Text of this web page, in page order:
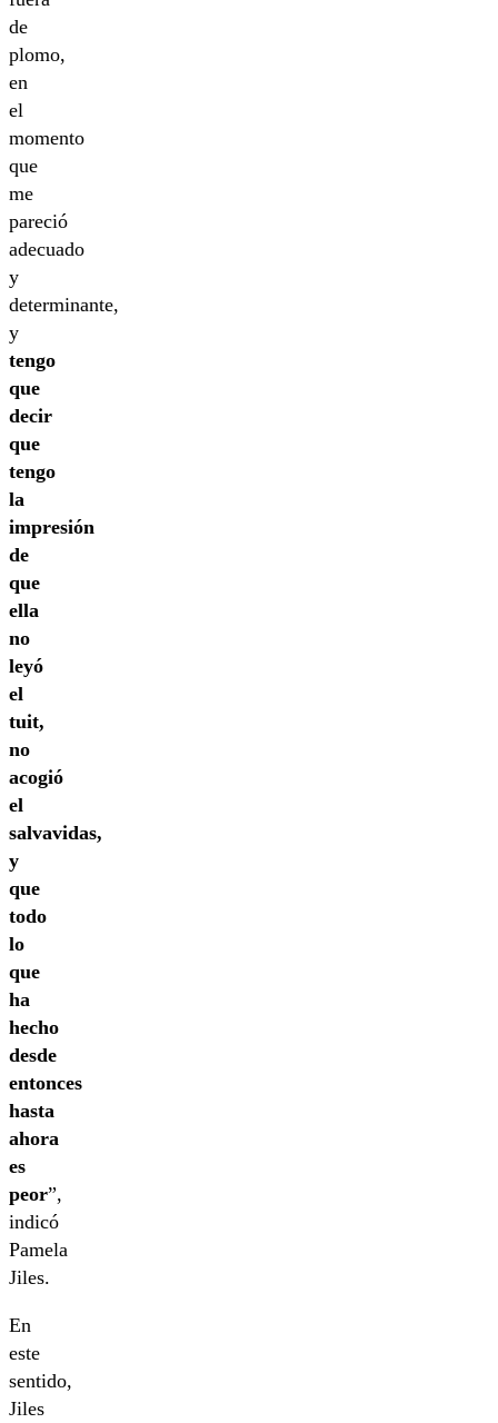
de
plomo,
en
el
momento
que
me
pareció
adecuado
y
determinante,
y
tengo
que
decir
que
tengo
la
impresión
de
que
ella
no
leyó
el
tuit,
no
acogió
el
salvavidas,
y
que
todo
lo
que
ha
hecho
desde
entonces
hasta
ahora
es
peor”,
indicó
Pamela
Jiles.
En
este
sentido,
Jiles